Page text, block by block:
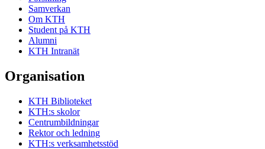
Samverkan
Om KTH
Student på KTH
Alumni
KTH Intranät
Organisation
KTH Biblioteket
KTH:s skolor
Centrumbildningar
Rektor och ledning
KTH:s verksamhetsstöd